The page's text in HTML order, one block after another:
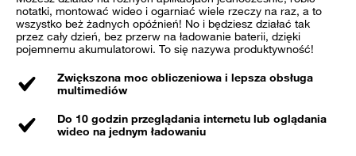
notatki, montować wideo i ogarniać wiele rzeczy na raz, a to
wszystko beż żadnych opóźnień! No i będziesz działać tak
przez cały dzień, bez przerw na ładowanie baterii, dzięki
pojemnemu akumulatorowi. To się nazywa produktywność!
Zwiększona moc obliczeniowa i lepsza obsługa
multimediów
Do 10 godzin przeglądania internetu lub oglądania
wideo na jednym ładowaniu